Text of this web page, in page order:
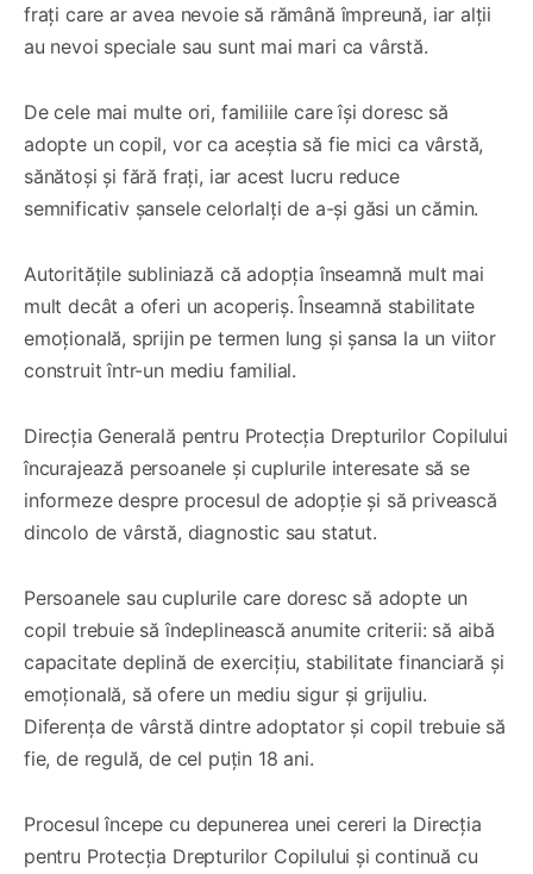
frați care ar avea nevoie să rămână împreună, iar alții
au nevoi speciale sau sunt mai mari ca vârstă.
De cele mai multe ori, familiile care își doresc să
adopte un copil, vor ca aceștia să fie mici ca vârstă,
sănătoși și fără frați, iar acest lucru reduce
semnificativ șansele celorlalți de a-și găsi un cămin.
Autoritățile subliniază că adopția înseamnă mult mai
mult decât a oferi un acoperiș. Înseamnă stabilitate
emoțională, sprijin pe termen lung și șansa la un viitor
construit într-un mediu familial.
Direcția Generală pentru Protecția Drepturilor Copilului
încurajează persoanele și cuplurile interesate să se
informeze despre procesul de adopție și să privească
dincolo de vârstă, diagnostic sau statut.
Persoanele sau cuplurile care doresc să adopte un
copil trebuie să îndeplinească anumite criterii: să aibă
capacitate deplină de exercițiu, stabilitate financiară și
emoțională, să ofere un mediu sigur și grijuliu.
Diferența de vârstă dintre adoptator și copil trebuie să
fie, de regulă, de cel puțin 18 ani.
Procesul începe cu depunerea unei cereri la Direcția
pentru Protecția Drepturilor Copilului și continuă cu